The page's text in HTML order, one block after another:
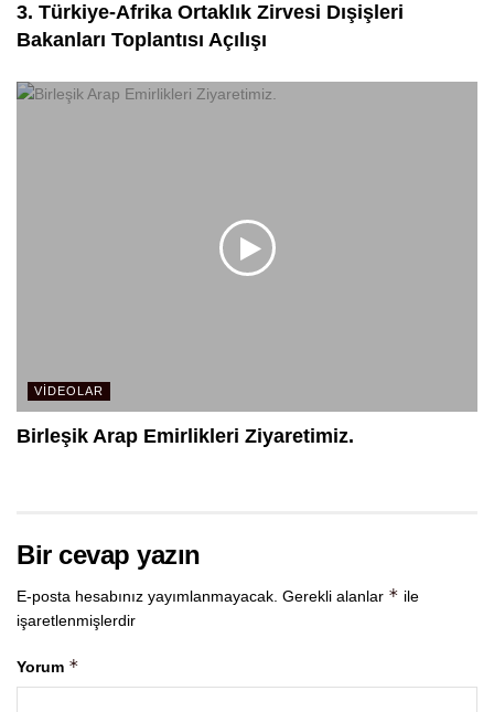
3. Türkiye-Afrika Ortaklık Zirvesi Dışişleri
Bakanları Toplantısı Açılışı
VIDEOLAR
Birleşik Arap Emirlikleri Ziyaretimiz.
Bir cevap yazın
E-posta hesabınız yayımlanmayacak. Gerekli alanlar * ile
işaretlenmişlerdir
Yorum *